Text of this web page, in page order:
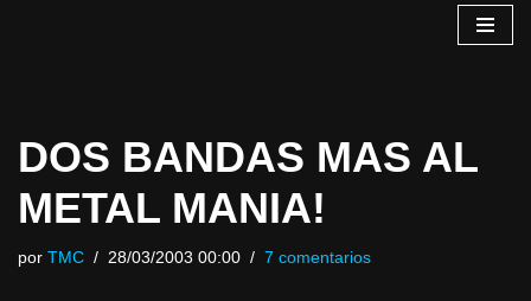
DOS BANDAS MAS AL
METAL MANIA!
por TMC 28/03/2003 00:00 7 comentarios